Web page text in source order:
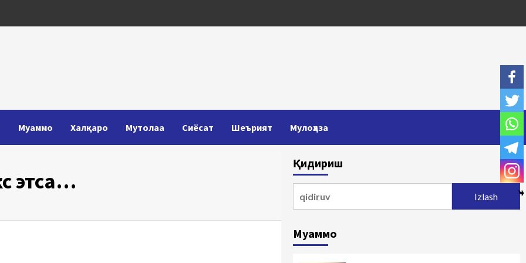
Муаммо Халқаро Мутолаа Сиёсат Шеърият Мулоҳаза
этса…
Қидириш
Муаммо